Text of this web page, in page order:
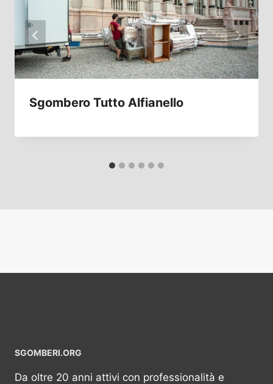
Sgombero Tutto Alfianello
SGOMBERI.ORG
Da oltre 20 anni attivi con professionalità e